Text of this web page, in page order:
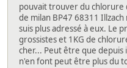
pouvait trouver du chlorure
de milan BP47 68311 Illzach
suis plus adressé à eux. Le
grossistes et 1KG de
cher... Peut être que depuis
n'en font peut être plus du